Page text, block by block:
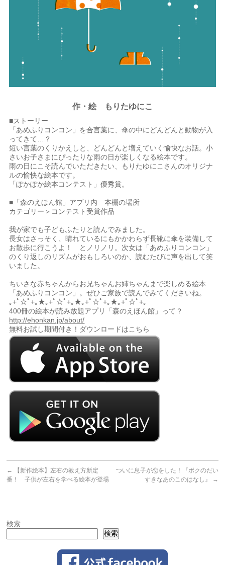
作・絵 もりたゆにこ
■ストーリー
「あめふりコンコン」を合言葉に、傘の中にどんどんと動物が入
ってきて…？
短い言葉のくりかえしと、どんどんと増えていく愉快なお話。小
さいお子さまにぴったりな雨の日が楽しくなる絵本です。
雨の日にこそ読んでいただきたい、もりたゆにこさんのオリジナ
ルの愉快な絵本です。
「ぽかぽか絵本コンテスト」優秀賞。
■「森のえほん館」アプリ内 本棚の場所
カテゴリー＞コンテスト受賞作品
我が家でも子どもふたりと読んでみました。
長女はさっそく、晴れているにもかかわらず長靴に傘を装備して
お散歩に行こうよ！ とノリノリ。次女は「あめふりコンコン」
のくり返しのリズムがおもしろいのか、読むたびに声を出して笑
いました。
ちいさな赤ちゃんからお兄ちゃんお姉ちゃんまで楽しめる絵本
「あめふりコンコン」。ぜひご家族で読んでみてくださいね。
｡+ﾟ☆ﾟ+｡★｡+ﾟ☆ﾟ+｡★｡+ﾟ☆ﾟ+｡★｡+ﾟ☆ﾟ+｡
400冊の絵本が読み放題アプリ「森のえほん館」って？
http://ehonkan.jp/about/
無料お試し期間付き！ダウンロードはこちら
←
【新作絵本】左右の教え方新定
番！ 子供が左右を学べる絵本が登場
ついに息子が恋をした！『ボクのだい
すきなあのこのはなし』
→
検索
検索